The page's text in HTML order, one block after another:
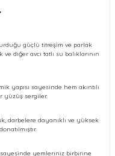
güçlü titreşim ve parlak
diğer avcı tatlı su balıklarının
yapısı sayesinde hem akıntılı
yüzüş sergiler.
darbelere dayanıklı ve yüksek
yemleriniz birbirine